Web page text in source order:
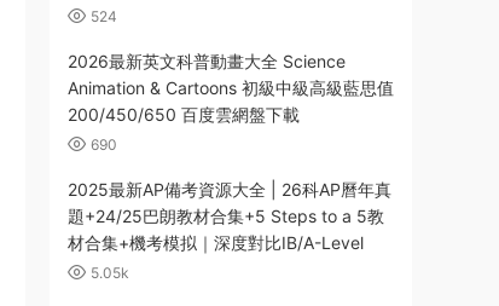
524
2026最新英文科普動畫大全 Science
Animation & Cartoons 初級中級高級藍思值
200/450/650 百度雲網盤下載
690
2025最新AP備考資源大全 | 26科AP曆年真
題+24/25巴朗教材合集+5 Steps to a 5教
材合集+機考模拟｜深度對比IB/A-Level
5.05k